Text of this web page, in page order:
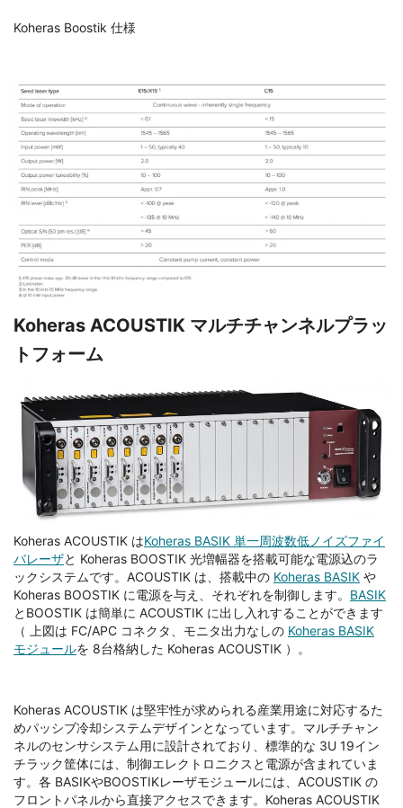
Koheras Boostik 仕様
Koheras ACOUSTIK マルチチャンネルプラッ
トフォーム
Koheras ACOUSTIK はKoheras BASIK 単一周波数低ノイズファイ
バレーザと Koheras BOOSTIK 光増幅器を搭載可能な電源込のラ
ックシステムです。ACOUSTIK は、搭載中の Koheras BASIK や
Koheras BOOSTIK に電源を与え、それぞれを制御します。 BASIK
とBOOSTIK は簡単に ACOUSTIK に出し入れすることができます
（ 上図は FC/APC コネクタ、モニタ出力なしの Koheras BASIK
モジュールを 8台格納した Koheras ACOUSTIK ）。
Koheras ACOUSTIK は堅牢性が求められる産業用途に対応するた
めパッシブ冷却システムデザインとなっています。マルチチャン
ネルのセンサシステム用に設計されており、標準的な 3U 19イン
チラック筐体には、制御エレクトロニクスと電源が含まれていま
す。各 BASIKやBOOSTIKレーザモジュールには、ACOUSTIK の
フロントパネルから直接アクセスできます。Koheras ACOUSTIK